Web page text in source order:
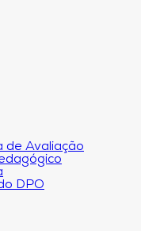
de Avaliação
DPO